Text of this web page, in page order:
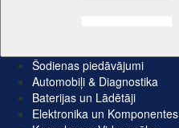
Šodienas piedāvājumi
Automobiļi & Diagnostika
Baterijas un Lādētāji
Elektronika un Komponentes